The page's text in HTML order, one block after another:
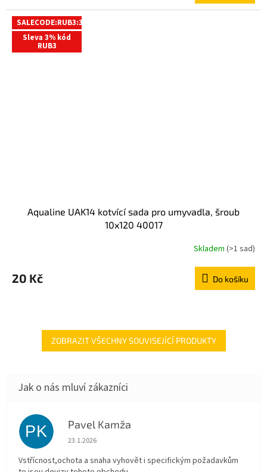
SALECODE:RUB3:3:%
Sleva 3% kód
RUB3
Aqualine UAK14 kotvící sada pro umyvadla, šroub
10x120 40017
Skladem (>1 sad)
20 Kč Do košíku
ZOBRAZIT VŠECHNY SOUVISEJÍCÍ PRODUKTY
PK Pavel Kamža
Hodnocení obchodu je 5 z 5 hvězdiček.
23.1.2026
Vstřícnost,ochota a snaha vyhovět i specifickým požadavkům